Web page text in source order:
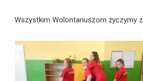
Wszystkim Wolontariuszom życzymy